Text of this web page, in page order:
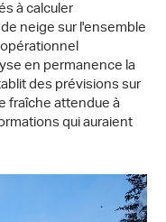
à calculer
neige sur l'ensemble
en permanence la
des prévisions sur
fraîche attendue à
qui auraient